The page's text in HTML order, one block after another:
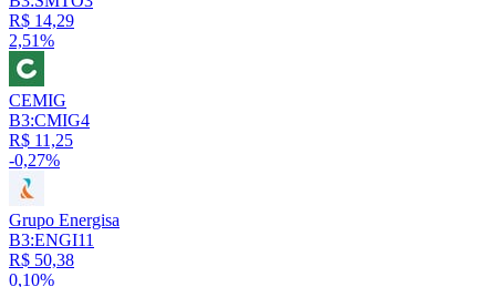
R$ 14,29
2,51%
CEMIG
B3:CMIG4
R$ 11,25
-0,27%
Grupo Energisa
B3:ENGI11
R$ 50,38
0,10%